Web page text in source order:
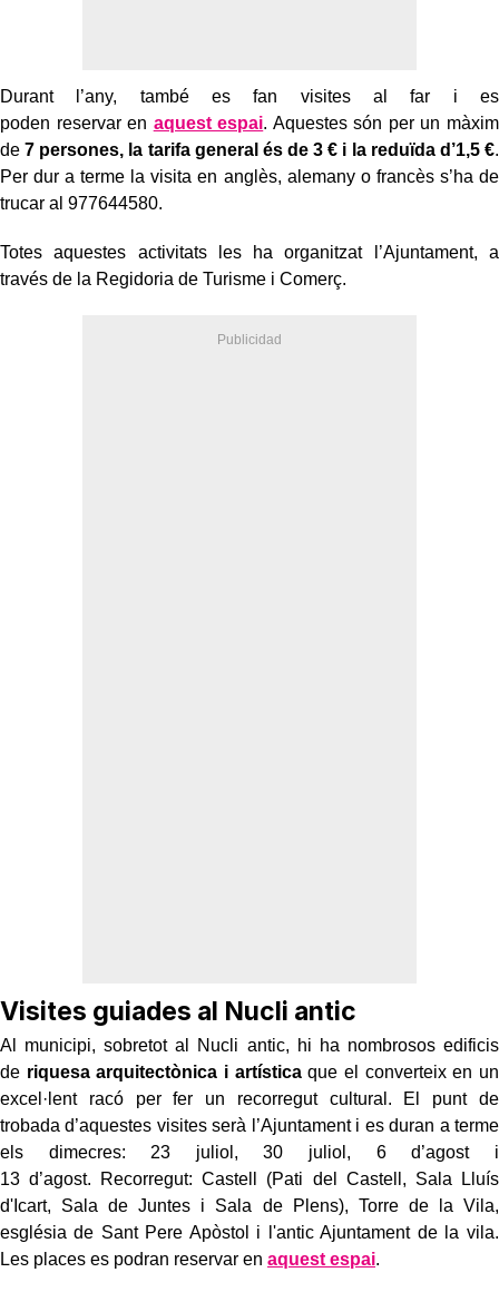
Durant l’any, també es fan visites al far
i es
poden reservaren aquest espai. Aquestes són per un màxim
de7 persones, la tarifa general és de3 € i la reduïdad’1,5 €.
Per dur a terme la visita en anglès, alemany o francès s’ha de
trucar al 977644580.
Totes aquestes activitats les ha organitzat l’Ajuntament, a
través de la Regidoria de Turisme i Comerç.
Visites guiades al Nucli antic
Al municipi, sobretot al Nucli antic, hi ha nombrosos edificis
de riquesa arquitectònica i artísticaque el converteix en un
excel·lent racó per fer un recorregut cultural. El punt de
trobada d’aquestes visites serà l’Ajuntament i es duran a terme
els dimecres: 23 juliol, 30 juliol, 6 d’agost i
13 d’agost. Recorregut: Castell (Pati del Castell, Sala Lluís
d'Icart, Sala de Juntes i Sala de Plens), Torre de la Vila,
església de Sant Pere Apòstol i l'antic Ajuntament de la vila.
Les places es podran reservar en aquest espai.